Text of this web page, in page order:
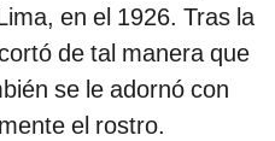
en el 1926. Tras la
de tal manera que
se le adornó con
el rostro.